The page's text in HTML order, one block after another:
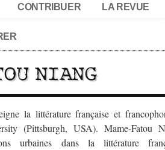
CONTRIBUER LA REVUE
NIANG
la littérature française et
(Pittsburgh, USA). Mame-Fatou
urbaines dans la littérature